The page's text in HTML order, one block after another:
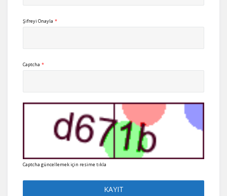
Şifreyi Onayla *
Captcha *
Captcha güncellemek için resime tıkla